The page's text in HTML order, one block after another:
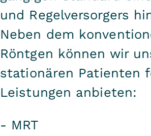
und Regelversorgers
Neben dem
Röntgen können wir
stationären Patienten
Leistungen anbieten:
- MRT